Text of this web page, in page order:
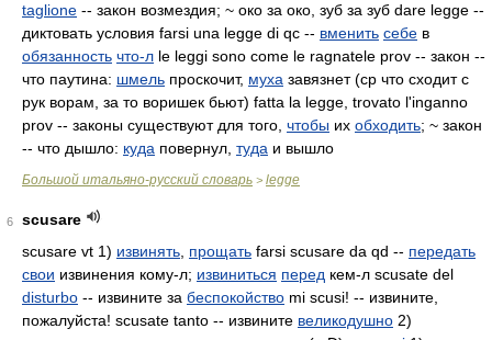
taglione -- закон возмездия; ~ око за око, зуб за зуб dare legge --
диктовать условия farsi una legge di qc -- вменить себе в
обязанность что-л le leggi sono come le ragnatele prov -- закон --
что паутина: шмель проскочит, муха завязнет (ср что сходит с
рук ворам, за то воришек бьют) fatta la legge, trovato l'inganno
prov -- законы существуют для того, чтобы их обходить; ~ закон
-- что дышло: куда повернул, туда и вышло
Большой итальяно-русский словарь > legge
6
scusare
scusare vt 1) извинять прощать farsi scusare da qd -- передать
свои извинения кому-л; извиниться перед кем-л scusate del
disturbo -- извините за беспокойство mi scusi! -- извините,
пожалуйста! scusate tanto -- извините великодушно 2)